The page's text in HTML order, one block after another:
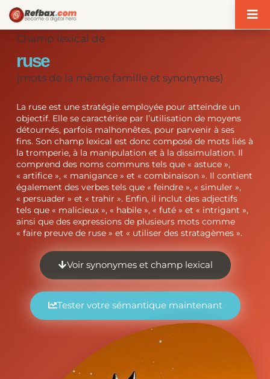
Champ lexical de
ruse
(mots de la même famille et synonymes)
La ruse est une stratégie employée pour atteindre un
objectif. Elle se caractérise par l’utilisation de moyens
détournés, parfois malhonnêtes, pour parvenir à ses
fins. Son champ lexical est donc composé de mots liés à
la tromperie, à la manipulation et à la dissimulation. Il
comprend des noms communs tels que « astuce »,
« artifice », « manigance » et « combinaison ». Il contient
également des verbes tels que « feindre », « simuler »,
« persuader » et « trahir ». Enfin, il inclut des adjectifs
tels que « malicieux », « habile », « futé » et « intrigant »,
ainsi que des expressions de plusieurs mots comme
« faire preuve de ruse » et « utiliser des stratagèmes ».
Voir synonymes et champ lexical
Tester votre sémantique maintenant
Panneau de gestion des cookies